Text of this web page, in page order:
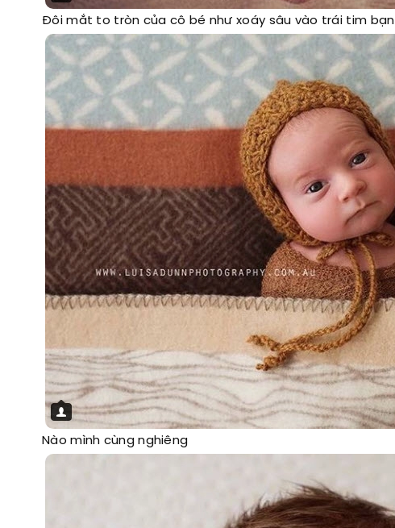
Đôi mắt to tròn của cô bé như xoáy sâu vào trái tim bạn
Nào mình cùng nghiêng